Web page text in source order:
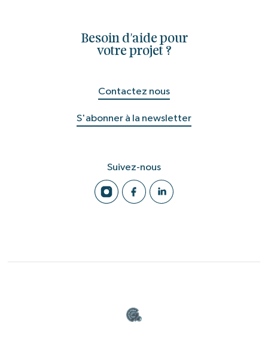
Besoin d'aide pour
votre projet ?
Contactez nous
S'abonner à la newsletter
Suivez-nous